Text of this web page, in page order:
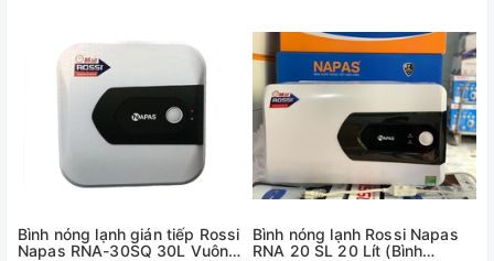
Bình nóng lạnh gián tiếp Rossi
Napas RNA-30SQ 30L Vuông
Bình nóng lạnh Rossi Napas
RNA 20 SL 20 Lít (Bình